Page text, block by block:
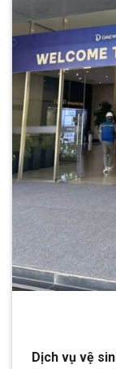
Dịch vụ vệ